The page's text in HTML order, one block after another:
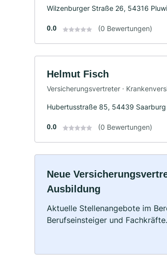
Wilzenburger Straße 26, 54316
0.0 (0 Bewertungen)
Helmut Fisch
Versicherungsvertreter ·
Hubertusstraße 85, 54439 Saarburg
0.0 (0 Bewertungen)
Neue
Ausbildung
Aktuelle Stellenangebote im
Berufseinsteiger und